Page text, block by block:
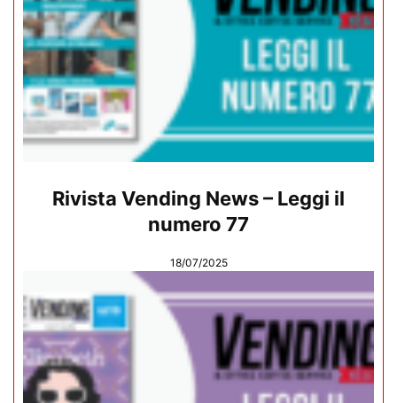
Rivista Vending News – Leggi il
numero 77
18/07/2025